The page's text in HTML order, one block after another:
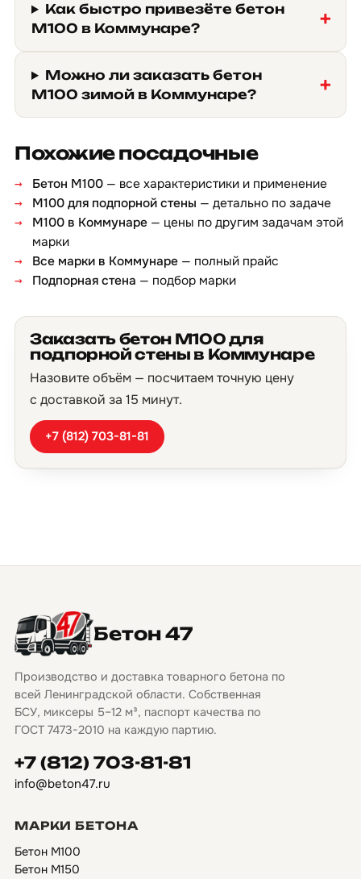
Как быстро привезёте бетон
М100 в Коммунаре?
Можно ли заказать бетон
М100 зимой в Коммунаре?
Похожие посадочные
Бетон М100 — все характеристики и применение
М100 для подпорной стены — детально по задаче
М100 в Коммунаре — цены по другим задачам этой
марки
Все марки в Коммунаре — полный прайс
Подпорная стена — подбор марки
Заказать бетон М100 для
подпорной стены в Коммунаре
Назовите объём — посчитаем точную цену
с доставкой за 15 минут.
+7 (812) 703-81-81
Бетон 47
Производство и доставка товарного бетона по
всей Ленинградской области. Собственная
БСУ, миксеры 5–12 м³, паспорт качества по
ГОСТ 7473-2010 на каждую партию.
+7 (812) 703-81-81
info@beton47.ru
МАРКИ БЕТОНА
Бетон М100
Бетон М150